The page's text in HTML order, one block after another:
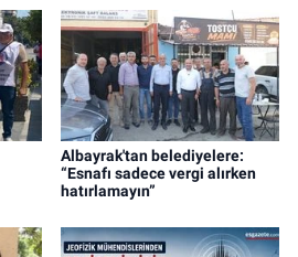
Albayrak'tan belediyelere:
“Esnafı sadece vergi alırken
hatırlamayın”